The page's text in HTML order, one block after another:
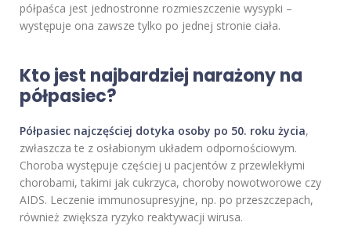
półpaśca jest jednostronne rozmieszczenie wysypki –
występuje ona zawsze tylko po jednej stronie ciała.
Kto jest najbardziej narażony na
półpasiec?
Półpasiec najczęściej dotyka osoby po 50. roku życia,
zwłaszcza te z osłabionym układem odpornościowym.
Choroba występuje częściej u pacjentów z przewlekłymi
chorobami, takimi jak cukrzyca, choroby nowotworowe czy
AIDS. Leczenie immunosupresyjne, np. po przeszczepach,
również zwiększa ryzyko reaktywacji wirusa.